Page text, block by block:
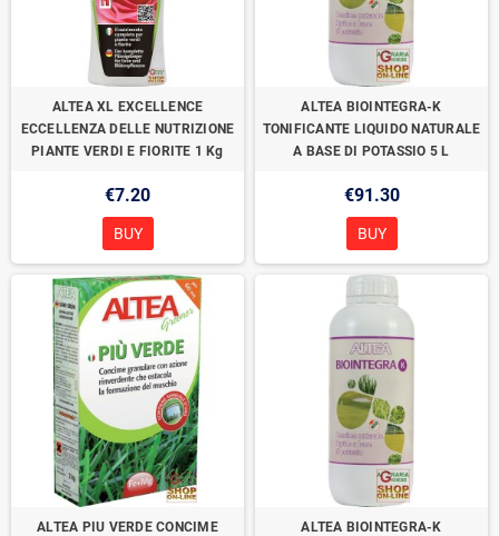
ALTEA XL EXCELLENCE
ECCELLENZA DELLE NUTRIZIONE
PIANTE VERDI E FIORITE 1 Kg
€7.20
BUY
ALTEA BIOINTEGRA-K
TONIFICANTE LIQUIDO NATURALE
A BASE DI POTASSIO 5 L
€91.30
BUY
ALTEA PIU VERDE CONCIME
ALTEA BIOINTEGRA-K